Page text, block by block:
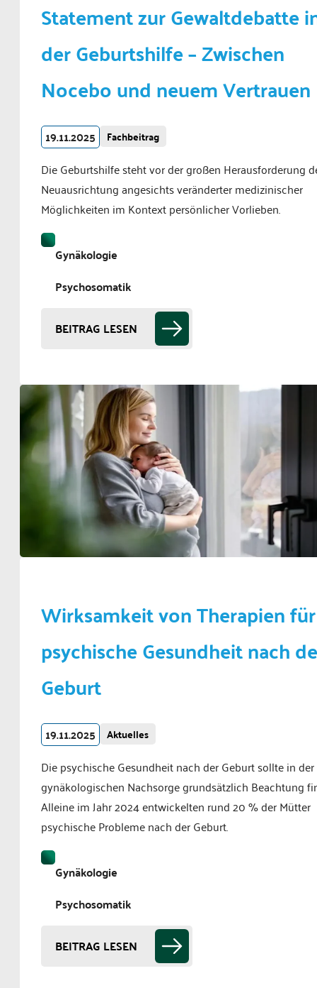
Statement zur Gewaltdebatte
der Geburtshilfe – Zwischen
Nocebo und neuem Vertrauen
19.11.2025 Fachbeitrag
Die Geburtshilfe steht vor der großen Herausforderung
Neuausrichtung angesichts veränderter medizinischer
Möglichkeiten im Kontext persönlicher Vorlieben.
Gynäkologie
Psychosomatik
BEITRAG LESEN
Wirksamkeit von Therapien für
psychische Gesundheit nach
Geburt
19.11.2025 Aktuelles
Die psychische Gesundheit nach der Geburt sollte in der
gynäkologischen Nachsorge grundsätzlich Beachtung
Alleine im Jahr 2024 entwickelten rund 20 % der Mütter
psychische Probleme nach der Geburt.
Gynäkologie
Psychosomatik
BEITRAG LESEN